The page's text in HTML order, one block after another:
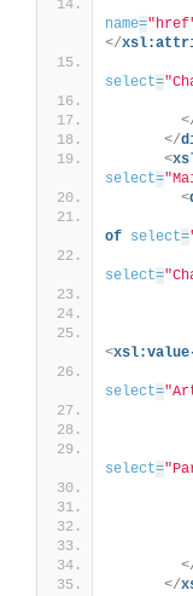
name=
</
select=
</
<
select=
<
of select=
select=
<
select=
select=
</